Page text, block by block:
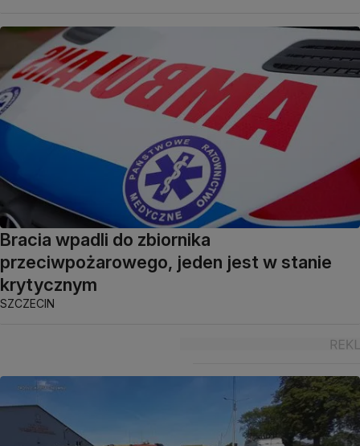
Bracia wpadli do zbiornika
przeciwpożarowego, jeden jest w stanie
krytycznym
SZCZECIN